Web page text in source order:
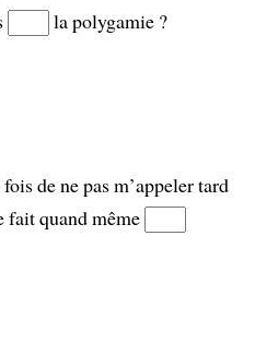
la polygamie ?
de ne pas m’appeler tard
fait quand même